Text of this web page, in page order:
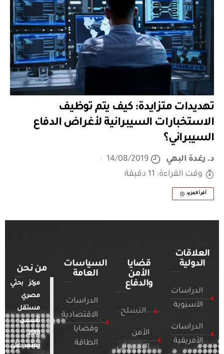
تهديدات متزايدة: كيف يتم توظيف
الاستخبارات السيبرانية لأغراض الدفاع
السيبراني؟
د. رغدة البهي
14/08/2019
وقت القراءة: 11 دقيقة
أقرأ المزيد
العلاقات
الدولية
الدراسات
الآسيوية
الدراسات
الأفريقية
قضايا
الأمن
والدفاع
التسلح
الأمن
السيبراني
السياسات
العامة
الدراسات
الاقتصادية
وقضايا
الطاقة
من نحن
مركز بحثي
مصري
مستقل
تأسس
2018.
يعتمد على